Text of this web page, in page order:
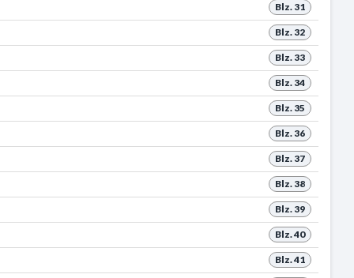
Blz. 31
Blz. 32
Blz. 33
Blz. 34
Blz. 35
Blz. 36
Blz. 37
Blz. 38
Blz. 39
Blz. 40
Blz. 41